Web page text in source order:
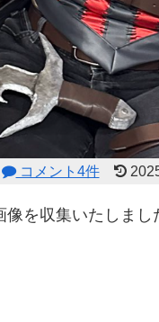
コメント4件
を収集いたしまし